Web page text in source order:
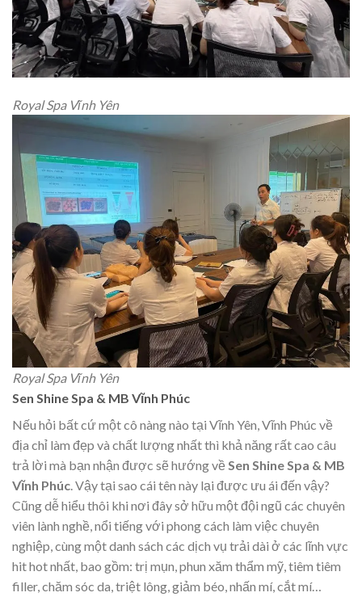
Royal Spa Vĩnh Yên
Royal Spa Vĩnh Yên
Sen Shine Spa & MB Vĩnh Phúc
Nếu hỏi bất cứ một cô nàng nào tại Vĩnh Yên, Vĩnh Phúc về
địa chỉ làm đẹp và chất lượng nhất thì khả năng rất cao câu
trả lời mà bạn nhận được sẽ hướng về Sen Shine Spa & MB
Vĩnh Phúc. Vậy tại sao cái tên này lại được ưu ái đến vậy?
Cũng dễ hiểu thôi khi nơi đây sở hữu một đội ngũ các chuyên
viên lành nghề, nổi tiếng với phong cách làm việc chuyên
nghiệp, cùng một danh sách các dịch vụ trải dài ở các lĩnh vực
hit hot nhất, bao gồm: trị mụn, phun xăm thẩm mỹ, tiêm tiêm
filler, chăm sóc da, triệt lông, giảm béo, nhấn mí, cắt mí…